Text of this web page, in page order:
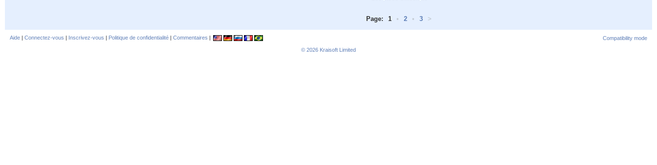
Page: 1 • 2 • 3 >
Aide | Connectez-vous | Inscrivez-vous | Politique de confidentialité | Commentaires |
Compatibility mode
© 2026 Kraisoft Limited